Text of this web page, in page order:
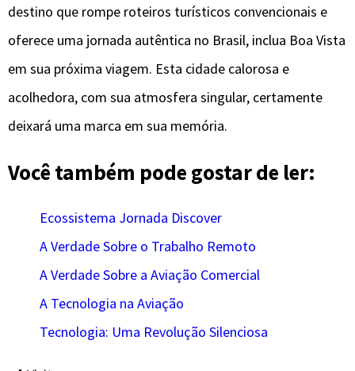
destino que rompe roteiros turísticos convencionais e
oferece uma jornada autêntica no Brasil, inclua Boa Vista
em sua próxima viagem. Esta cidade calorosa e
acolhedora, com sua atmosfera singular, certamente
deixará uma marca em sua memória.
Você também pode gostar de ler:
Ecossistema Jornada Discover
A Verdade Sobre o Trabalho Remoto
A Verdade Sobre a Aviação Comercial
A Tecnologia na Aviação
Tecnologia: Uma Revolução Silenciosa